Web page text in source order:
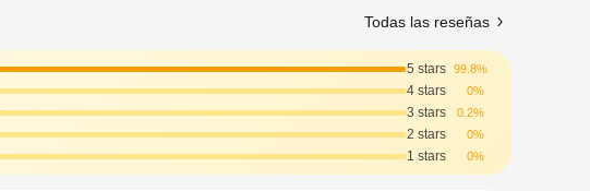
Todas las reseñas
5 stars 99.8%
4 stars 0%
3 stars 0.2%
2 stars 0%
1 stars 0%